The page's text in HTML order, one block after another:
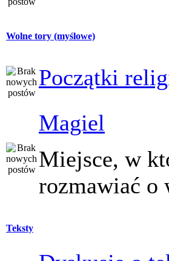
Wolne tory (myślowe)
Początki
Magiel
Miejsce, w
rozmawiać o
Teksty